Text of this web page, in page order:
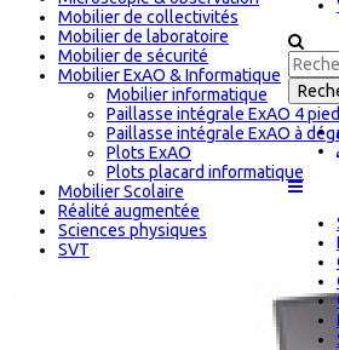
Mobilier de collectivités
Mobilier de laboratoire
Mobilier de sécurité
Mobilier ExAO & Informatique
Mobilier informatique
Paillasse intégrale ExAO 4
Paillasse intégrale ExAO à
Plots ExAO
Plots placard informatique
Mobilier Scolaire
Réalité augmentée
Sciences physiques
SVT